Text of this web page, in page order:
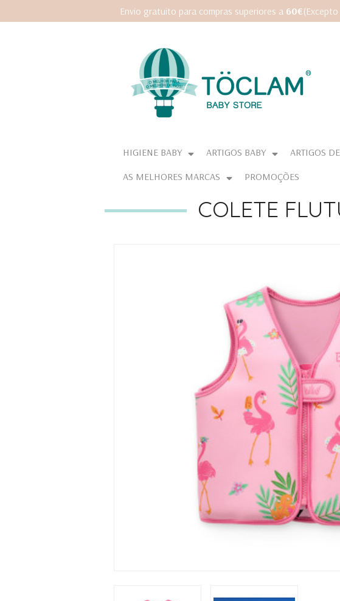
Envio gratuito para compras superiores a 60€
HIGIENE BABY ARTIGOS BABY ARTIGOS
AS MELHORES MARCAS
PROMOÇÕES
COLETE